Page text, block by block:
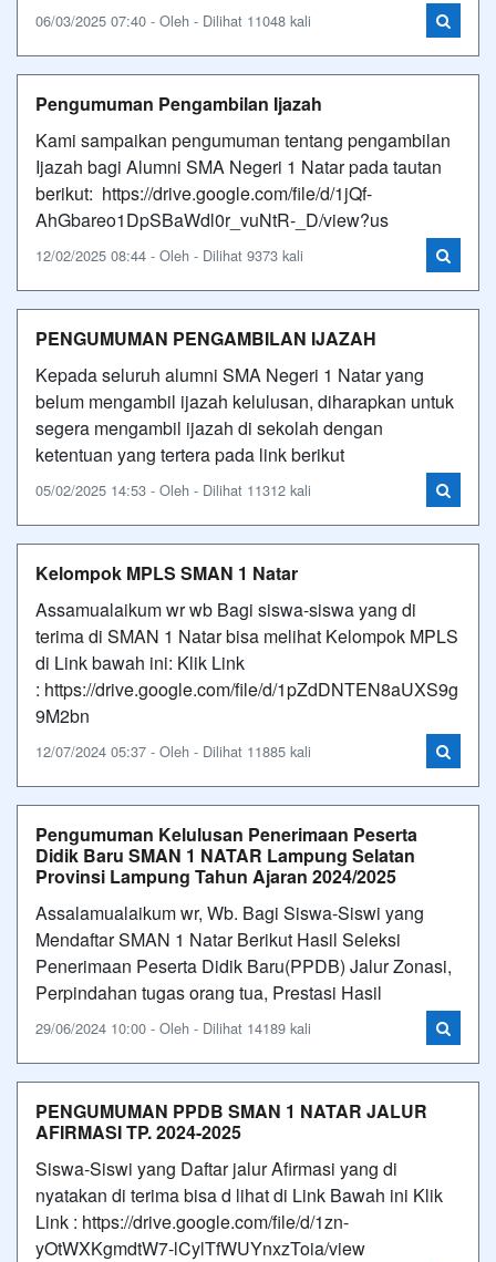
06/03/2025 07:40 - Oleh - Dilihat 11048 kali
Pengumuman Pengambilan Ijazah
Kami sampaikan pengumuman tentang pengambilan
Ijazah bagi Alumni SMA Negeri 1 Natar pada tautan
berikut: https://drive.google.com/file/d/1jQf-
AhGbareo1DpSBaWdl0r_vuNtR-_D/view?us
12/02/2025 08:44 - Oleh - Dilihat 9373 kali
PENGUMUMAN PENGAMBILAN IJAZAH
Kepada seluruh alumni SMA Negeri 1 Natar yang
belum mengambil ijazah kelulusan, diharapkan untuk
segera mengambil ijazah di sekolah dengan
ketentuan yang tertera pada link berikut
05/02/2025 14:53 - Oleh - Dilihat 11312 kali
Kelompok MPLS SMAN 1 Natar
Assamualaikum wr wb Bagi siswa-siswa yang di
terima di SMAN 1 Natar bisa melihat Kelompok MPLS
di Link bawah ini: Klik Link
: https://drive.google.com/file/d/1pZdDNTEN8aUXS9g
9M2bn
12/07/2024 05:37 - Oleh - Dilihat 11885 kali
Pengumuman Kelulusan Penerimaan Peserta
Didik Baru SMAN 1 NATAR Lampung Selatan
Provinsi Lampung Tahun Ajaran 2024/2025
Assalamualaikum wr, Wb. Bagi Siswa-Siswi yang
Mendaftar SMAN 1 Natar Berikut Hasil Seleksi
Penerimaan Peserta Didik Baru(PPDB) Jalur Zonasi,
Perpindahan tugas orang tua, Prestasi Hasil
29/06/2024 10:00 - Oleh - Dilihat 14189 kali
PENGUMUMAN PPDB SMAN 1 NATAR JALUR
AFIRMASI TP. 2024-2025
Siswa-Siswi yang Daftar jalur Afirmasi yang di
nyatakan di terima bisa d lihat di Link Bawah ini Klik
Link : https://drive.google.com/file/d/1zn-
yOtWXKgmdtW7-lCylTfWUYnxzToia/view